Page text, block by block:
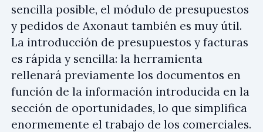
sencilla posible, el módulo de presupuestos
y pedidos de Axonaut también es muy útil.
La introducción de presupuestos y facturas
es rápida y sencilla: la herramienta
rellenará previamente los documentos en
función de la información introducida en la
sección de oportunidades, lo que simplifica
enormemente el trabajo de los comerciales.